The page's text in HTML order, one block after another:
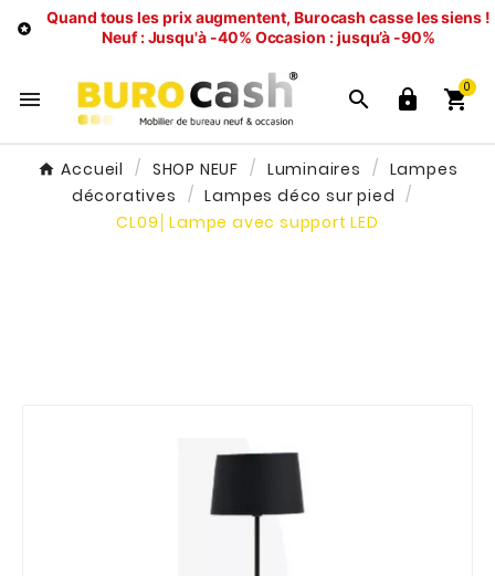

Quand tous les prix augmentent, Burocash casse les siens !
Neuf : Jusqu'à -40% Occasion : jusqu’à -90%
   
0
Accueil SHOP NEUF Luminaires
Lampes
décoratives
Lampes déco sur pied
CL09│Lampe avec support LED